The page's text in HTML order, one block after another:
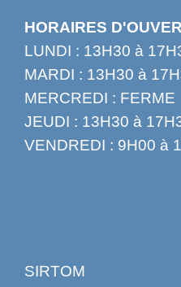
HORAIRES
LUNDI : 13H30 à
MARDI : 13H30 à
MERCREDI : FERME
JEUDI : 13H30 à
VENDREDI : 9H00 à
SIRTOM